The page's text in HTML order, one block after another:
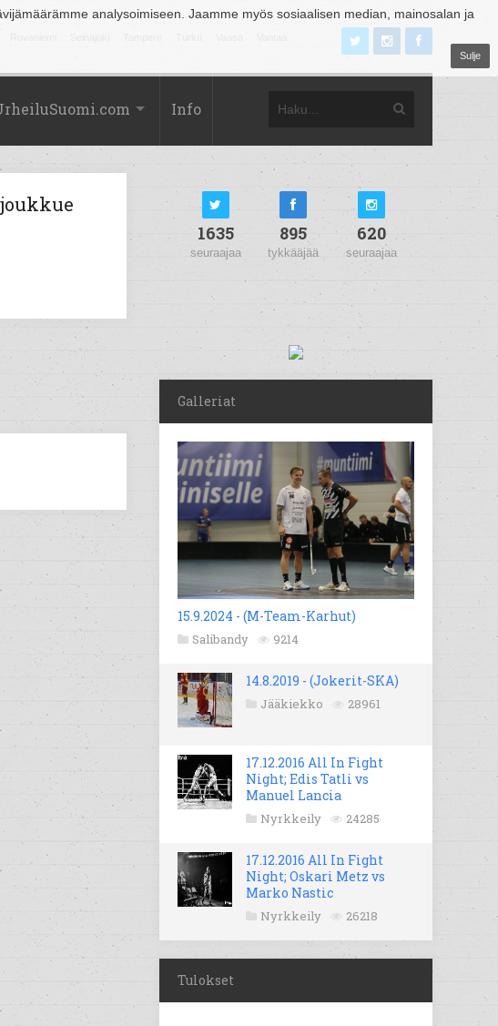
analysoimiseen. Jaamme myös sosiaalisen median, mainosalan ja
Sulje
Info
1635
seuraajaa
895
tykkääjää
620
seuraajaa
Galleriat
15.9.2024 - (M-Team-Karhut)
Salibandy 9214
14.8.2019 - (Jokerit-SKA)
Jääkiekko 28961
17.12.2016 All In Fight
Night; Edis Tatli vs
Manuel Lancia
Nyrkkeily 24285
17.12.2016 All In Fight
Night; Oskari Metz vs
Marko Nastic
Nyrkkeily 26218
Tulokset